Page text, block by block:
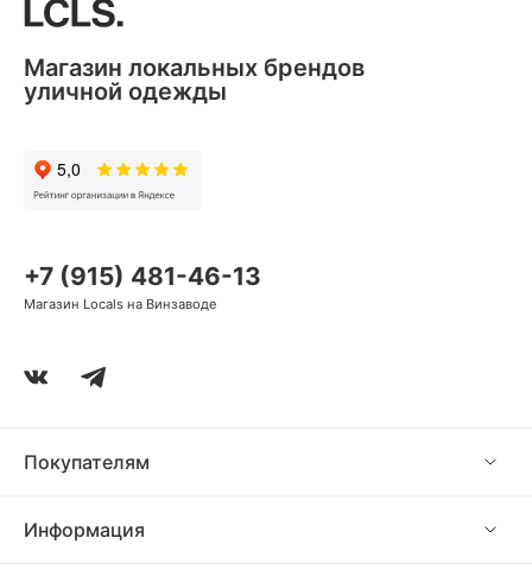
Покупателям
Информация
+7 (915) 481-46-13
Магазин Locals на Винзаводе
Магазин локальных брендов
уличной одежды